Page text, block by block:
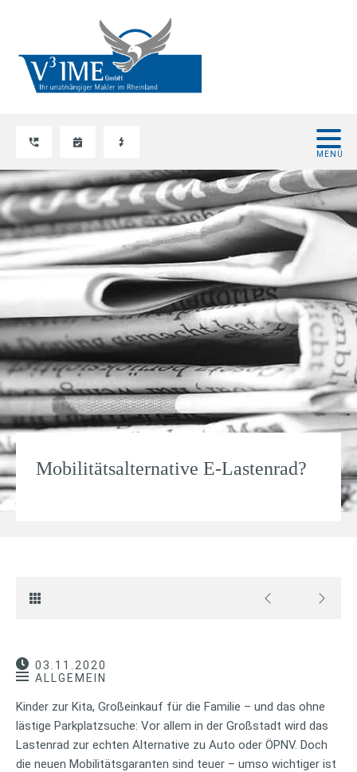
Mobilitätsalternative E-Lastenrad?
03.11.2020
ALLGEMEIN
Kinder zur Kita, Großeinkauf für die Familie – und das ohne
lästige Parkplatzsuche: Vor allem in der Großstadt wird das
Lastenrad zur echten Alternative zu Auto oder ÖPNV. Doch
die neuen Mobilitätsgaranten sind teuer – umso wichtiger ist